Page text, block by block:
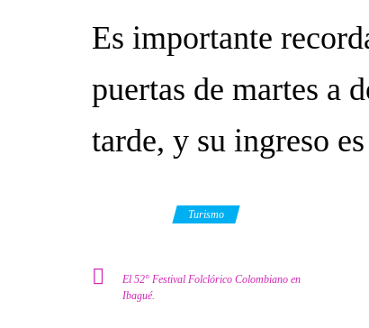
Es importante
puertas de martes a
tarde, y su ingreso
Turismo
El 52° Festival Folclórico Colombiano en
Ibagué.